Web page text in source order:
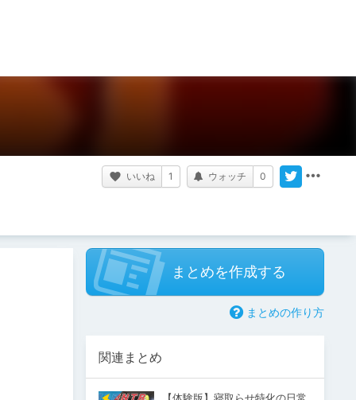
いいね 1 ウォッチ 0
まとめを作成する
まとめの作り方
関連まとめ